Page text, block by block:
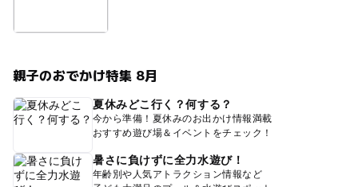
親子のおでかけ特集 8月
夏休みどこ行く？何する？
今から準備！夏休みのお出かけ情報満載
おすすめ遊び場＆イベントをチェック！
暑さに負けずに全力水遊び！
年齢別や人気アトラクション情報など